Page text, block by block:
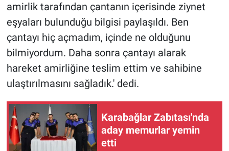
amirlik tarafından çantanın içerisinde ziynet
eşyaları bulunduğu bilgisi paylaşıldı. Ben
çantayı hiç açmadım, içinde ne olduğunu
bilmiyordum. Daha sonra çantayı alarak
hareket amirliğine teslim ettim ve sahibine
ulaştırılmasını sağladık.' dedi.
Karabağlar Zabıtası'nda
aday memurlar yemin
etti